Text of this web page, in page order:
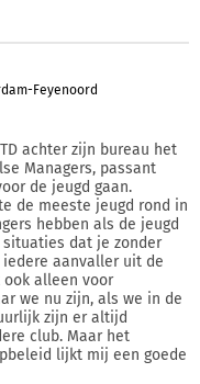
Feyenoord
achter zijn bureau het
Managers, passant
de jeugd gaan.
de meeste jeugd rond in
hebben als de jeugd
dat je zonder
aanvaller uit de
alleen voor
we nu zijn, als we in de
zijn er altijd
club. Maar het
lijkt mij een goede